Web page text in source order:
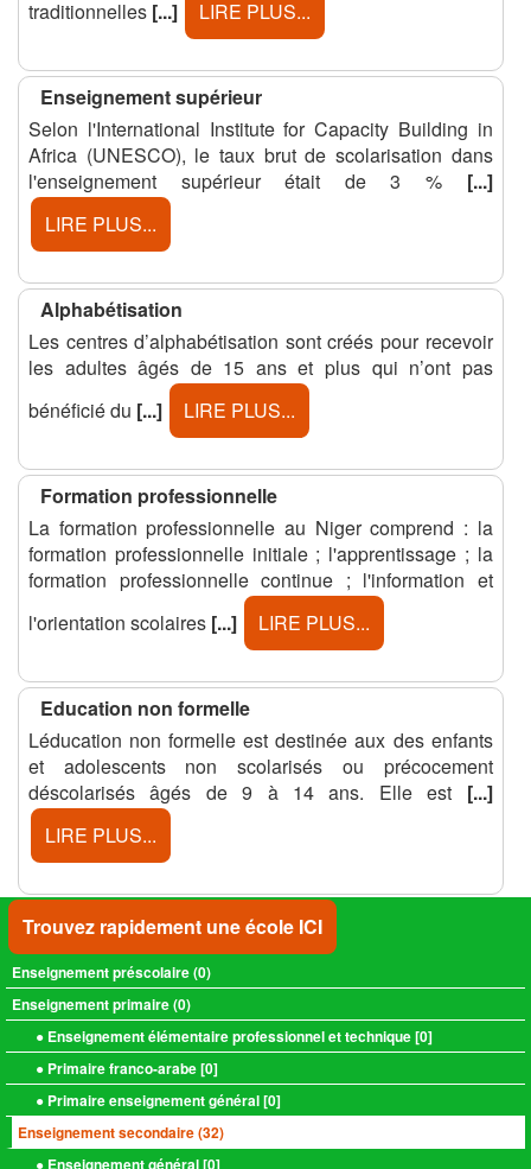
traditionnelles [...] LIRE PLUS...
Enseignement supérieur
Selon l'International Institute for Capacity Building in
Africa (UNESCO), le taux brut de scolarisation dans
l'enseignement supérieur était de 3 % [...]
LIRE PLUS...
Alphabétisation
Les centres d’alphabétisation sont créés pour recevoir
les adultes âgés de 15 ans et plus qui n’ont pas
bénéficié du [...] LIRE PLUS...
Formation professionnelle
La formation professionnelle au Niger comprend : la
formation professionnelle initiale ; l'apprentissage ; la
formation professionnelle continue ; l'information et
l'orientation scolaires [...] LIRE PLUS...
Education non formelle
Léducation non formelle est destinée aux des enfants
et adolescents non scolarisés ou précocement
déscolarisés âgés de 9 à 14 ans. Elle est [...]
LIRE PLUS...
Trouvez rapidement une école ICI
Enseignement préscolaire (0)
Enseignement primaire (0)
● Enseignement élémentaire professionnel et technique [0]
● Primaire franco-arabe [0]
● Primaire enseignement général [0]
Enseignement secondaire (32)
● Enseignement général [0]